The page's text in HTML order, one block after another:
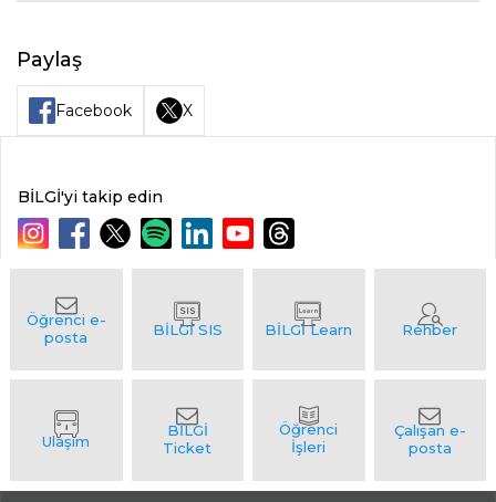
Paylaş
Facebook X
BİLGİ'yi takip edin